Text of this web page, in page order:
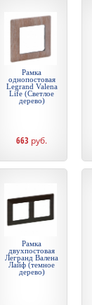
Рамка
однопостовая
Legrand Valena
Life (Светлое
дерево)
663 руб.
Рамка
двухпостовая
Легранд Валена
Лайф (темное
дерево)